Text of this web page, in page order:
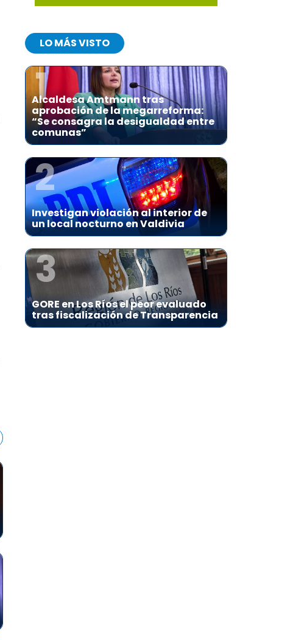
LO MÁS VISTO
1
Alcaldesa Amtmann tras
aprobación de la megarreforma:
“Se consagra la desigualdad entre
comunas”
2
Investigan violación al interior de
un local nocturno en Valdivia
3
GORE en Los Ríos el peor evaluado
tras fiscalización de Transparencia